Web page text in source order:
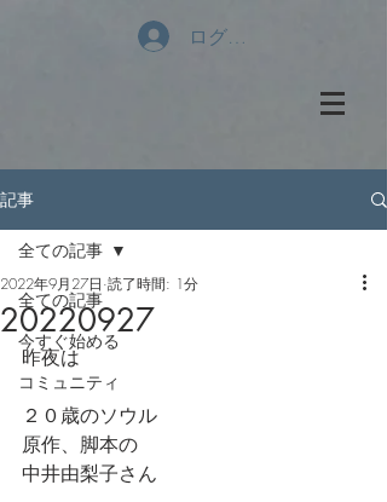
ログイン
記事
全ての記事
今すぐ始める
コミュニティ
全ての記事
20220927
2022年9月27日 読了時間: 1分
昨夜は
２０歳のソウル
原作、脚本の
中井由梨子さん